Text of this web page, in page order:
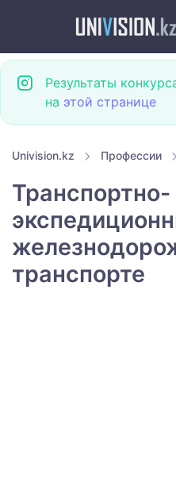
Результаты
на этой странице
Univision.kz Профессии
Транспортно-
транспорте